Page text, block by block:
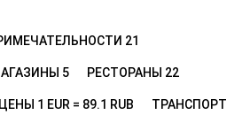
21
5 РЕСТОРАНЫ 22
ЦЕНЫ 1 EUR = 89.1 RUB ТРАНСПОРТ